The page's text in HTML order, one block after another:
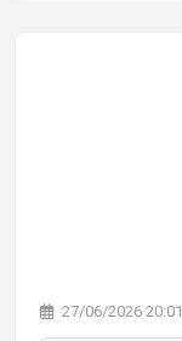
27/06/2026 20:01